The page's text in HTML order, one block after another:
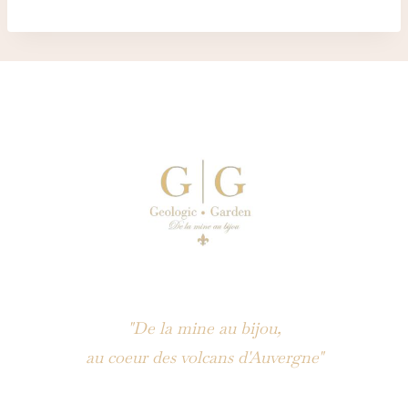
"De la mine au bijou,
au coeur des volcans d'Auvergne"